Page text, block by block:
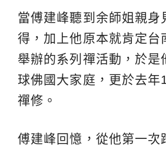
當傅建峰聽到余師姐親身
得，加上他原本就肯定台
舉辦的系列禪活動，於是
球佛國大家庭，更於去年
禪修。
傅建峰回憶，從他第一次